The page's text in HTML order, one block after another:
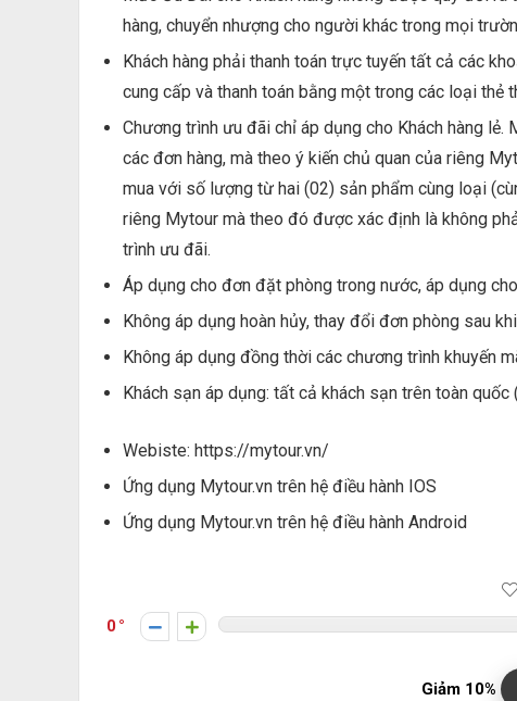
hàng, chuyển nhượng cho người khác trong mọi
Khách hàng phải thanh toán trực tuyến tất cả các
cung cấp và thanh toán bằng một trong các loại thẻ
Chương trình ưu đãi chỉ áp dụng cho Khách hàng
các đơn hàng, mà theo ý kiến chủ quan của riêng
mua với số lượng từ hai (02) sản phẩm cùng loại
riêng Mytour mà theo đó được xác định là không
trình ưu đãi.
Áp dụng cho đơn đặt phòng trong nước, áp dụng
Không áp dụng hoàn hủy, thay đổi đơn phòng sau
Không áp dụng đồng thời các chương trình khuyến
Khách sạn áp dụng: tất cả khách sạn trên toàn
Webiste: https://mytour.vn/
Ứng dụng Mytour.vn trên hệ điều hành IOS
Ứng dụng Mytour.vn trên hệ điều hành Android
0
Giảm 10%